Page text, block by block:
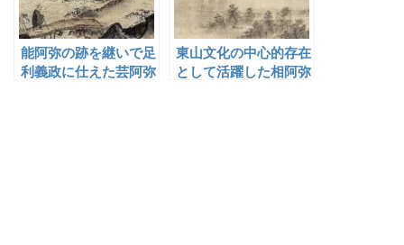
能阿弥の跡を継いで足
利義政に仕えた芸阿弥
東山文化の中心的存在
として活躍した相阿弥